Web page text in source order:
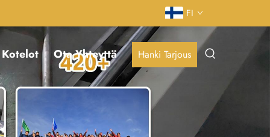
FI
Kotelot Ota Yhteyttä Hanki Tarjous